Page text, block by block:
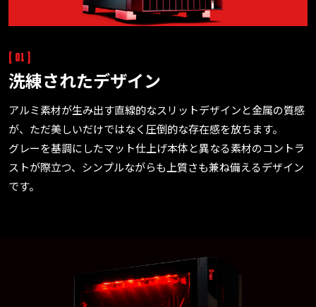
[ 01 ]
洗練されたデザイン
アルミ素材が生み出す直線的なスリットデザインと金属の質感
が、ただ美しいだけではなく圧倒的な存在感を放ちます。
グレーを基調にしたマット仕上げ本体と異なる素材のコントラ
ストが際立つ、シンプルながらも上質さも兼ね備えるデザイン
です。